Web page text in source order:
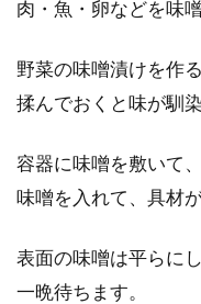
蜜
か
肉・魚・卵などを味
野菜の味噌漬けを作
揉んでおくと味が馴
容器に味噌を敷いて
味噌を入れて、具材
表面の味噌は平らに
一晩待ちます。